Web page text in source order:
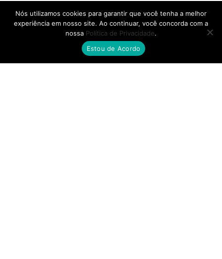
Rua Henrique Rech, 560, Bairro Sanvitto - Caxias do Sul - RS
FILIAL SP
Nós utilizamos cookies para garantir que você tenha a melhor
experiência em nosso site. Ao continuar, você concorda com a
nossa Política de Privacidade.
Estou de Acordo